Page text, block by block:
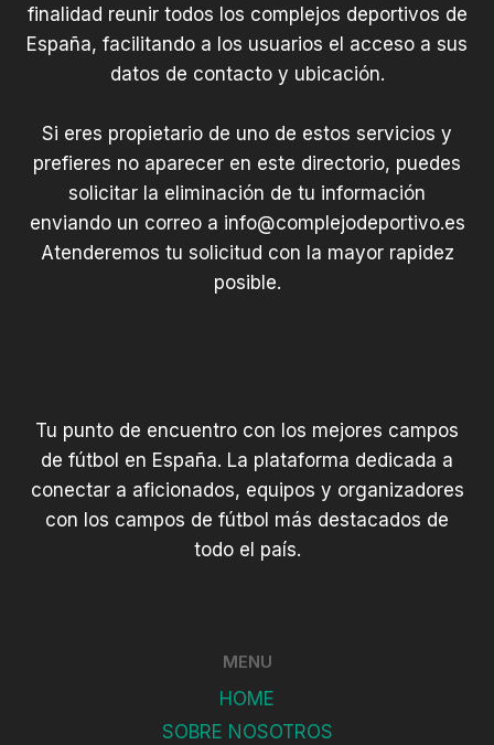
finalidad reunir todos los complejos deportivos de
España, facilitando a los usuarios el acceso a sus
datos de contacto y ubicación.
Si eres propietario de uno de estos servicios y
prefieres no aparecer en este directorio, puedes
solicitar la eliminación de tu información
enviando un correo a info@complejodeportivo.es
Atenderemos tu solicitud con la mayor rapidez
posible.
Tu punto de encuentro con los mejores campos
de fútbol en España. La plataforma dedicada a
conectar a aficionados, equipos y organizadores
con los campos de fútbol más destacados de
todo el país.
MENU
HOME
SOBRE NOSOTROS